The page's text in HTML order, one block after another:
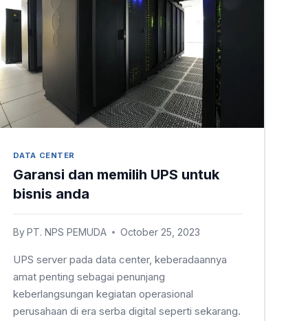
DATA CENTER
Garansi dan memilih UPS untuk
bisnis anda
ByPT. NPS PEMUDA October 25, 2023
UPS server pada data center, keberadaannya
amat penting sebagai penunjang
keberlangsungan kegiatan operasional
perusahaan di era serba digital seperti sekarang.